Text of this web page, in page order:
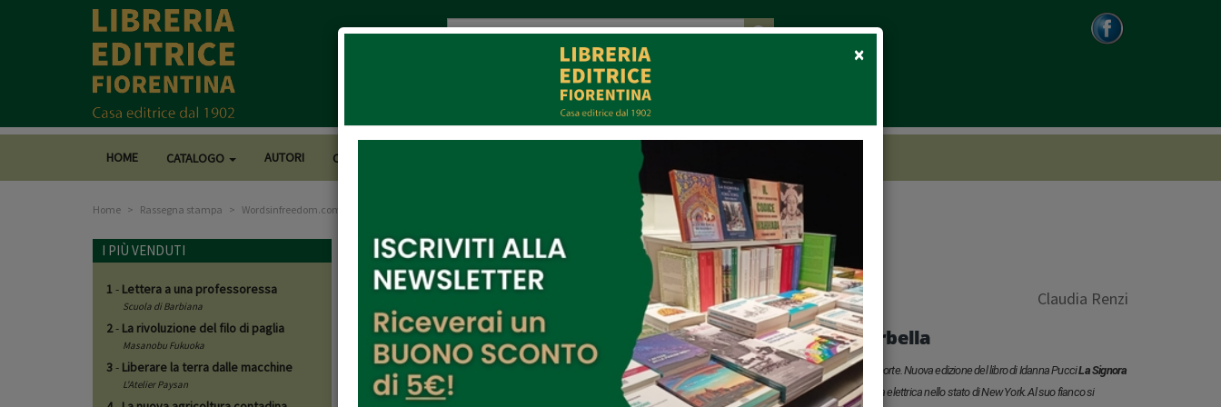
×Close
HOME CATALOGO AUTORI CASA EDITRICE COLLABORAZIONI
Home Rassegna stampa Wordsinfreedom.com
Wordsinfreedom.com
Claudia Renzi
Pena di morte, la prima campagna contro è per Maria Barbella
-di Claudia Renzi- Stati Uniti, 1895. I destini di due donne diversissime si incrociano in nome della lotta contro la pena di morte. Nuova edizione del libro di Idanna PucciLa Signora
di Sing Singche ripercorre il celebre processo all’immigrata italiana Maria Barbella, la prima donna condannata alla sedia elettrica nello stato di New York. Al suo fianco si
I PIÙ VENDUTI
1- Lettera a una professoressa
Scuola di Barbiana
2- La rivoluzione del filo di paglia
Masanobu Fukuoka
3- Liberare la terra dalle macchine
L'Atelier Paysan